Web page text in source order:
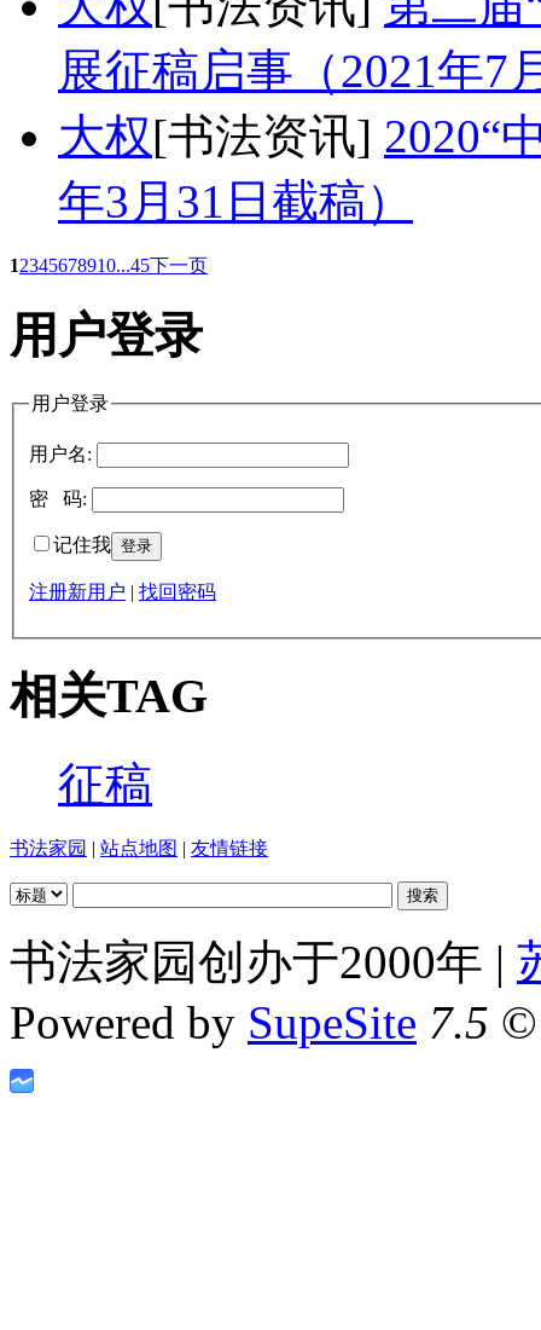
展征稿启事（2021年7
大权[书法资讯] 2020“
年3月31日截稿）
12345678910...45下一页
用户登录
用户登录
用户名:
密 码:
记住我
注册新用户 | 找回密码
相关TAG
征稿
书法家园 | 站点地图 | 友情链接
书法家园创办于2000年 |
Powered by SupeSite 7.5 ©